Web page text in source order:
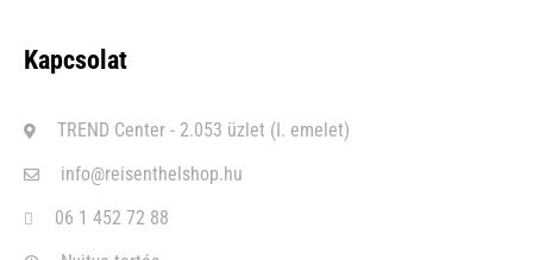
Kapcsolat
TREND Center - 2.053 üzlet (I. emelet)
info@reisenthelshop.hu
06 1 452 72 88